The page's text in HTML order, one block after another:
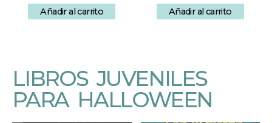
Añadir al carrito Añadir al carrito
LIBROS JUVENILES
PARA HALLOWEEN